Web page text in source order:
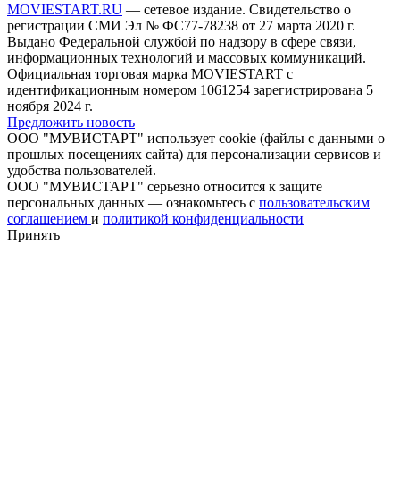
MOVIESTART.RU — сетевое издание. Свидетельство о
регистрации СМИ Эл № ФС77-78238 от 27 марта 2020 г.
Выдано Федеральной службой по надзору в сфере связи,
информационных технологий и массовых коммуникаций.
Официальная торговая марка MOVIESTART с
идентификационным номером 1061254 зарегистрирована 5
ноября 2024 г.
Предложить новость
ООО "МУВИСТАРТ" использует cookie (файлы с данными о
прошлых посещениях сайта) для персонализации сервисов и
удобства пользователей.
ООО "МУВИСТАРТ" серьезно относится к защите
персональных данных — ознакомьтесь с пользовательским
соглашением и политикой конфиденциальности
Принять